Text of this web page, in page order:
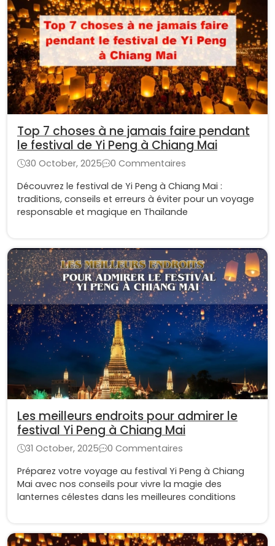
Top 7 choses à ne jamais faire pendant
le festival de Yi Peng à Chiang Mai
30 October, 2025
0 Commentaires
Découvrez le festival de Yi Peng à Chiang Mai :
traditions, conseils et erreurs à éviter pour un voyage
responsable et magique en Thaïlande
Les meilleurs endroits pour admirer le
festival Yi Peng à Chiang Mai
31 October, 2025
0 Commentaires
Préparez votre voyage au festival Yi Peng à Chiang
Mai avec nos conseils pour vivre la magie des
lanternes célestes dans les meilleures conditions